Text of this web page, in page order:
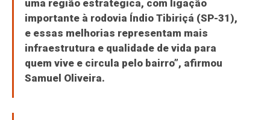
uma região estratégica, com ligação
importante à rodovia Índio Tibiriçá (SP-31),
e essas melhorias representam mais
infraestrutura e qualidade de vida para
quem vive e circula pelo bairro”, afirmou
Samuel Oliveira.